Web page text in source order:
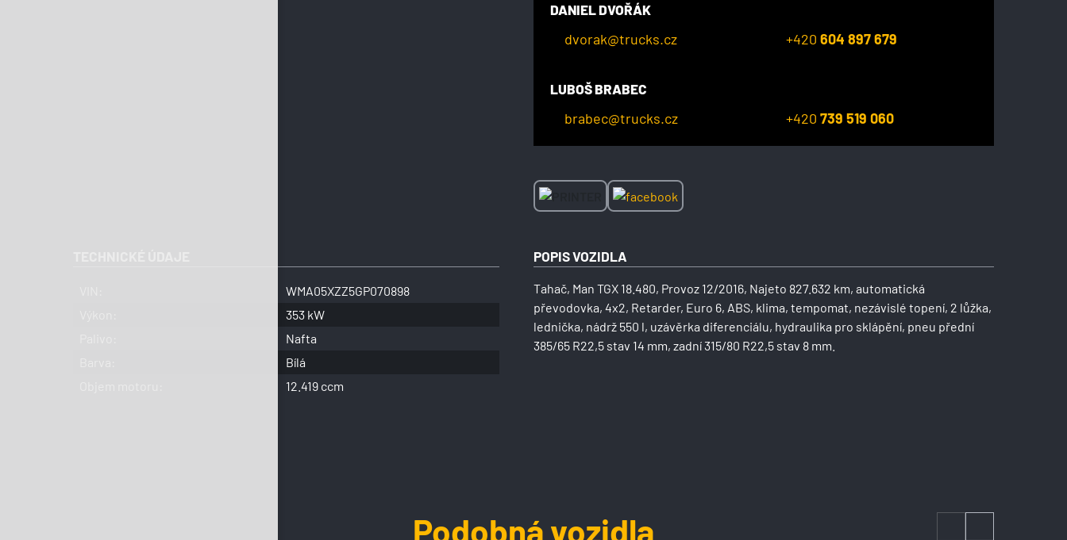
DANIEL DVOŘÁK
dvorak@trucks.cz +420604 897 679
LUBOŠ BRABEC
brabec@trucks.cz +420739 519 060
WMA05XZZ5GP070898
353 kW
Nafta
Bílá
12.419 ccm
POPIS VOZIDLA
Tahač, Man TGX 18.480, Provoz 12/2016, Najeto 827.632 km, automatická
převodovka, 4x2, Retarder, Euro 6, ABS, klima, tempomat, nezávislé topení, 2 lůžka,
lednička, nádrž 550 l, uzávěrka diferenciálu, hydraulika pro sklápění, pneu přední
385/65 R22,5 stav 14 mm, zadní 315/80 R22,5 stav 8 mm.
Podobná vozidla